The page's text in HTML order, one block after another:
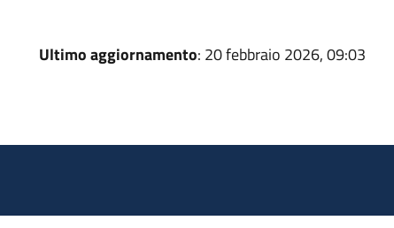
Ultimo aggiornamento: 20 febbraio 2026, 09:03